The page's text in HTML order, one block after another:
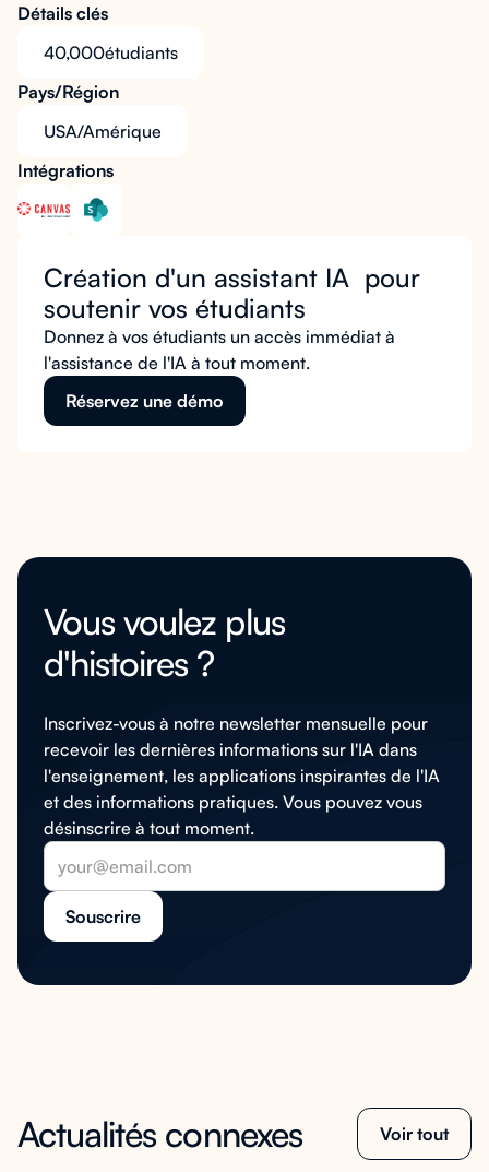
Détails clés
40,000étudiants
Pays/Région
USA/Amérique
Intégrations
Création d'un assistant IA pour
soutenir vos étudiants
Donnez à vos étudiants un accès immédiat à
l'assistance de l'IA à tout moment.
Réservez une démo
Vous voulez plus
d'histoires ?
Inscrivez-vous à notre newsletter mensuelle pour
recevoir les dernières informations sur l'IA dans
l'enseignement, les applications inspirantes de l'IA
et des informations pratiques. Vous pouvez vous
désinscrire à tout moment.
Actualités connexes Voir tout